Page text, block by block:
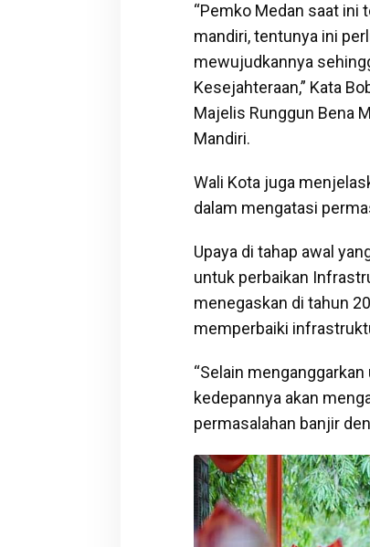
“Pemko Medan saat ini
mandiri, tentunya ini
mewujudkannya
Kesejahteraan,” Kata
Majelis Runggun Bena
Mandiri.
Wali Kota juga
dalam mengatasi
Upaya di tahap awal
untuk perbaikan
menegaskan di tahun
memperbaiki
“Selain
kedepannya akan
permasalahan banjir